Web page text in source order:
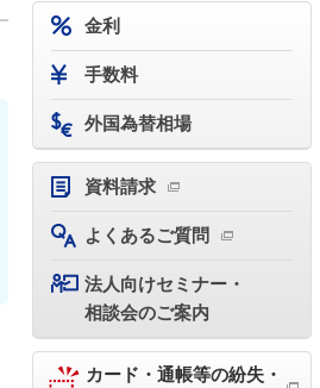
金利
手数料
外国為替相場
資料請求
よくあるご質問
法人向けセミナー・
相談会のご案内
カード・通帳等の紛失・